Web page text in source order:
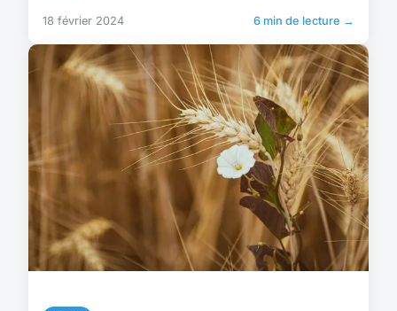
18 février 2024 6 min de lecture →